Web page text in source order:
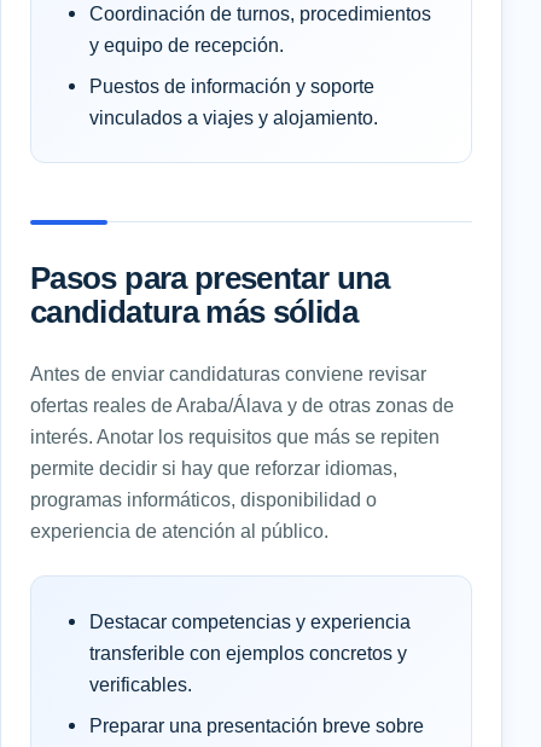
Coordinación de turnos, procedimientos
y equipo de recepción.
Puestos de información y soporte
vinculados a viajes y alojamiento.
Pasos para presentar una
candidatura más sólida
Antes de enviar candidaturas conviene revisar
ofertas reales de Araba/Álava y de otras zonas de
interés. Anotar los requisitos que más se repiten
permite decidir si hay que reforzar idiomas,
programas informáticos, disponibilidad o
experiencia de atención al público.
Destacar competencias y experiencia
transferible con ejemplos concretos y
verificables.
Preparar una presentación breve sobre